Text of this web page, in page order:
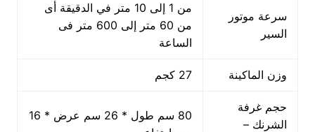
سرعة موتور
السير
من 1 إلى 10 متر في الدقيقة أى
من 60 متر إلى 600 متر فى
الساعة
وزن الماكينة 27 كجم
حجم غرفة
الشرنك –
80 سم طول * 26 سم عرض * 16